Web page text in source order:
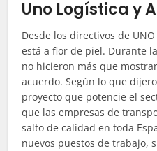
Uno Logística y
Desde los directivos de
está a flor de piel. Durante
no hicieron más que
acuerdo. Según lo que
proyecto que potencie el
que las empresas de
salto de calidad en toda
nuevos puestos de trabajo,